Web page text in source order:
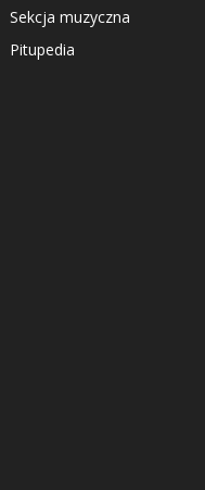
Sekcja muzyczna
Pitupedia